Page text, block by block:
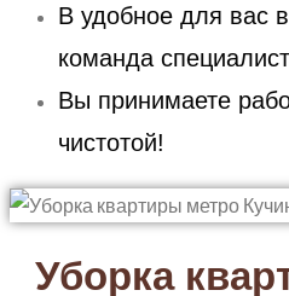
В удобное для вас
команда
Вы принимаете
чистотой!
Уборка